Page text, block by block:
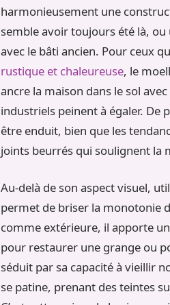
harmonieusement une
semble avoir toujours été là,
avec le bâti ancien. Pour ceux
rustique et chaleureuse, le
ancre la maison dans le sol
industriels peinent à égaler. De
être enduit, bien que les
joints beurrés qui soulignent la
Au-delà de son aspect visuel,
permet de briser la monotonie
comme extérieure, il apporte
pour restaurer une grange ou
séduit par sa capacité à vieillir
se patine, prenant des teintes